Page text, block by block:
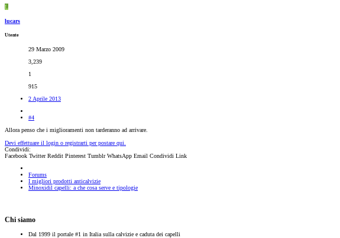
L
lucars
Utente
29 Marzo 2009
3,239
1
915
2 Aprile 2013
#4
Allora penso che i miglioramenti non tarderanno ad arrivare.
Devi effettuare il login o registrarti per postare qui.
Condividi:
Facebook Twitter Reddit Pinterest Tumblr WhatsApp Email Condividi Link
Forums
I migliori prodotti anticalvizie
Minoxidil capelli: a che cosa serve e tipologie
Chi siamo
Dal 1999 il portale #1 in Italia sulla calvizie e caduta dei capelli